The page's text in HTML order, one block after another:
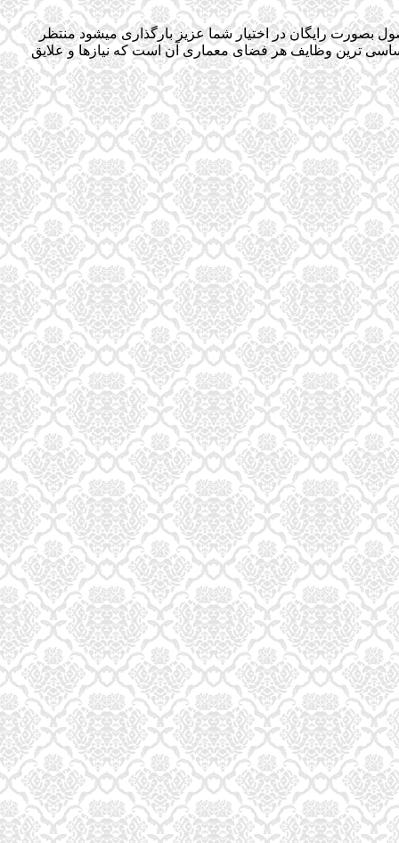
بصورت رایگان در اختیار شما عزیز بارگذاری میشود منتظر
ترين وظايف هر فضای معماری آن است كه نيازها و علايق